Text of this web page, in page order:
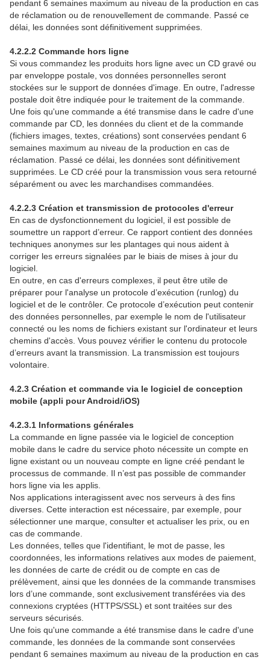
pendant 6 semaines maximum au niveau de la production en cas
de réclamation ou de renouvellement de commande. Passé ce
délai, les données sont définitivement supprimées.
4.2.2.2 Commande hors ligne
Si vous commandez les produits hors ligne avec un CD gravé ou
par enveloppe postale, vos données personnelles seront
stockées sur le support de données d'image. En outre, l'adresse
postale doit être indiquée pour le traitement de la commande.
Une fois qu'une commande a été transmise dans le cadre d'une
commande par CD, les données du client et de la commande
(fichiers images, textes, créations) sont conservées pendant 6
semaines maximum au niveau de la production en cas de
réclamation. Passé ce délai, les données sont définitivement
supprimées. Le CD créé pour la transmission vous sera retourné
séparément ou avec les marchandises commandées.
4.2.2.3 Création et transmission de protocoles d'erreur
En cas de dysfonctionnement du logiciel, il est possible de
soumettre un rapport d’erreur. Ce rapport contient des données
techniques anonymes sur les plantages qui nous aident à
corriger les erreurs signalées par le biais de mises à jour du
logiciel.
En outre, en cas d'erreurs complexes, il peut être utile de
préparer pour l'analyse un protocole d’exécution (runlog) du
logiciel et de le contrôler. Ce protocole d’exécution peut contenir
des données personnelles, par exemple le nom de l'utilisateur
connecté ou les noms de fichiers existant sur l'ordinateur et leurs
chemins d'accès. Vous pouvez vérifier le contenu du protocole
d’erreurs avant la transmission. La transmission est toujours
volontaire.
4.2.3 Création et commande via le logiciel de conception
mobile (appli pour Android/iOS)
4.2.3.1 Informations générales
La commande en ligne passée via le logiciel de conception
mobile dans le cadre du service photo nécessite un compte en
ligne existant ou un nouveau compte en ligne créé pendant le
processus de commande. Il n’est pas possible de commander
hors ligne via les applis.
Nos applications interagissent avec nos serveurs à des fins
diverses. Cette interaction est nécessaire, par exemple, pour
sélectionner une marque, consulter et actualiser les prix, ou en
cas de commande.
Les données, telles que l'identifiant, le mot de passe, les
coordonnées, les informations relatives aux modes de paiement,
les données de carte de crédit ou de compte en cas de
prélèvement, ainsi que les données de la commande transmises
lors d’une commande, sont exclusivement transférées via des
connexions cryptées (HTTPS/SSL) et sont traitées sur des
serveurs sécurisés.
Une fois qu'une commande a été transmise dans le cadre d'une
commande, les données de la commande sont conservées
pendant 6 semaines maximum au niveau de la production en cas